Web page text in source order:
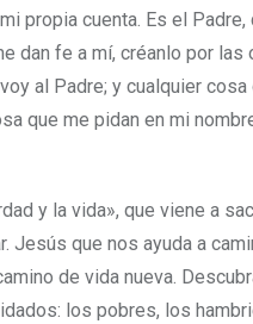
propia cuenta. Es el
dan fe a mí, créanlo por
al Padre; y cualquier
que me pidan en mi
y la vida», que viene a
Jesús que nos ayuda a
de vida nueva.
los pobres, los